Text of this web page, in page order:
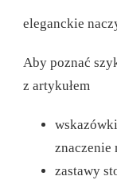
eleganckie
Aby poznać
z artykułem
znaczenie
zastawy